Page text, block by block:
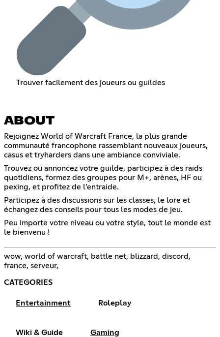
Trouver facilement des joueurs ou guildes
ABOUT
Rejoignez World of Warcraft France, la plus grande
communauté francophone rassemblant nouveaux joueurs,
casus et tryharders dans une ambiance conviviale.
Trouvez ou annoncez votre guilde, participez à des raids
quotidiens, formez des groupes pour M+, arènes, HF ou
pexing, et profitez de l’entraide.
Participez à des discussions sur les classes, le lore et
échangez des conseils pour tous les modes de jeu.
Peu importe votre niveau ou votre style, tout le monde est
le bienvenu !
wow, world of warcraft, battle net, blizzard, discord,
france, serveur,
CATEGORIES
Entertainment Roleplay
Wiki & Guide Gaming